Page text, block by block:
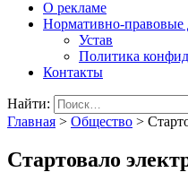
О рекламе
Нормативно-правовые
Устав
Политика
Контакты
Найти:
Главная > Общество >
Стартовало